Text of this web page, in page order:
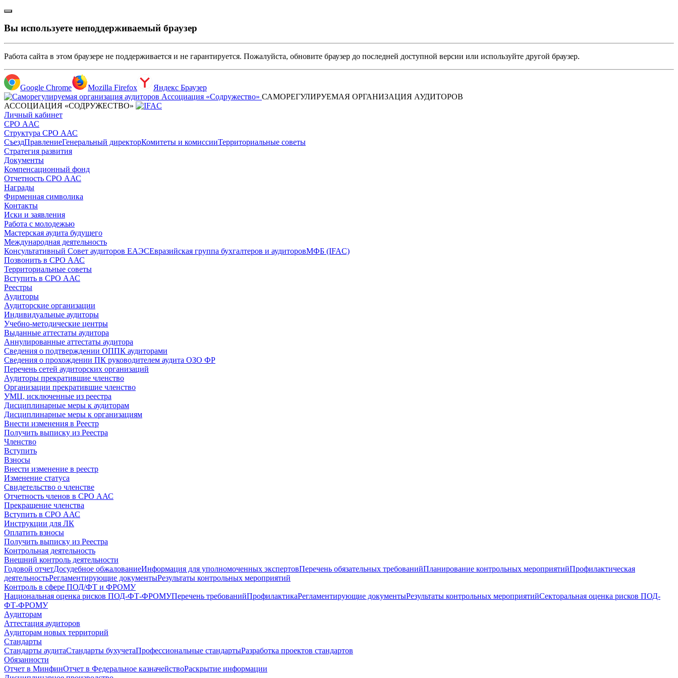
Вы используете неподдерживаемый браузер
Работа сайта в этом браузере не поддерживается и не гарантируется. Пожалуйста, обновите браузер до последней доступной версии или используйте другой браузер.
Google Chrome Mozilla Firefox
Яндекс Браузер
САМОРЕГУЛИРУЕМАЯ ОРГАНИЗАЦИЯ АУДИТОРОВ
АССОЦИАЦИЯ «СОДРУЖЕСТВО»
Личный кабинет
СРО ААС
Структура СРО ААС
СъездПравлениеГенеральный директорКомитеты и комиссииТерриториальные советы
Стратегия развития
Документы
Компенсационный фонд
Отчетность СРО ААС
Награды
Фирменная символика
Контакты
Иски и заявления
Работа с молодежью
Мастерская аудита будущего
Международная деятельность
Консультативный Совет аудиторов ЕАЭСЕвразийская группа бухгалтеров и аудиторовМФБ (IFAC)
Позвонить в СРО ААС
Территориальные советы
Вступить в СРО ААС
Реестры
Аудиторы
Аудиторские организации
Индивидуальные аудиторы
Учебно-методические центры
Выданные аттестаты аудитора
Аннулированные аттестаты аудитора
Сведения о подтверждении ОППК аудиторами
Сведения о прохождении ПК руководителем аудита ОЗО ФР
Перечень сетей аудиторских организаций
Аудиторы прекратившие членство
Организации прекратившие членство
УМЦ, исключенные из реестра
Дисциплинарные меры к аудиторам
Дисциплинарные меры к организациям
Внести изменения в Реестр
Получить выписку из Реестра
Членство
Вступить
Взносы
Внести изменение в реестр
Изменение статуса
Свидетельство о членстве
Отчетность членов в СРО ААС
Прекращение членства
Вступить в СРО ААС
Инструкции для ЛК
Оплатить взносы
Получить выписку из Реестра
Контрольная деятельность
Внешний контроль деятельности
Годовой отчетДосудебное обжалованиеИнформация для уполномоченных экспертовПеречень обязательных требованийПланирование контрольных мероприятийПрофилактическая
деятельностьРегламентирующие документыРезультаты контрольных мероприятий
Контроль в сфере ПОД/ФТ и ФРОМУ
Национальная оценка рисков ПОД-ФТ-ФРОМУПеречень требованийПрофилактикаРегламентирующие документыРезультаты контрольных мероприятийСекторальная оценка рисков ПОД-
ФТ-ФРОМУ
Аудиторам
Аттестация аудиторов
Аудиторам новых территорий
Стандарты
Стандарты аудитаСтандарты бухучетаПрофессиональные стандартыРазработка проектов стандартов
Обязанности
Отчет в МинфинОтчет в Федеральное казначействоРаскрытие информации